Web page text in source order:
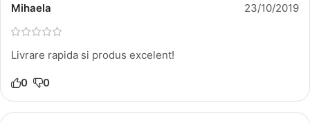
Mihaela 23/10/2019
Livrare rapida si produs excelent!
0 0